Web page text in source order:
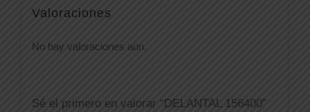
Valoraciones
No hay valoraciones aún.
Sé el primero en valorar “DELANTAL 156400”